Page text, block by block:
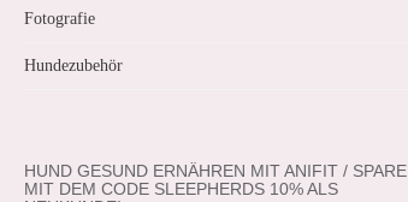
Fotografie
Hundezubehör
HUND GESUND ERNÄHREN MIT ANIFIT / SPARE
MIT DEM CODE SLEEPHERDS 10% ALS